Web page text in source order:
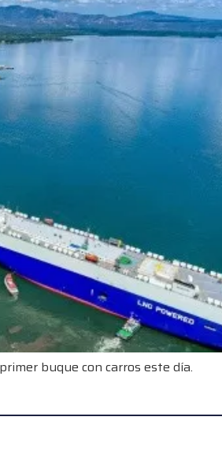
buque con carros este día.